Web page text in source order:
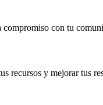
compromiso con tu
recursos y mejorar tus